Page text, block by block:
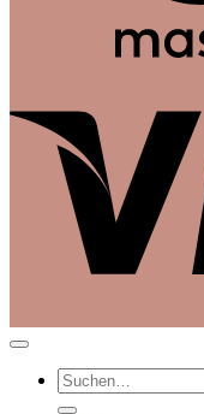
Suchen
nach: